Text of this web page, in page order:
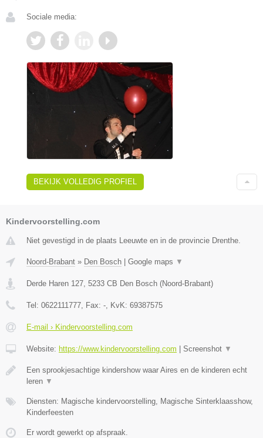
Sociale media:
BEKIJK VOLLEDIG PROFIEL
Kindervoorstelling.com
Niet gevestigd in de plaats Leeuwte en in de provincie Drenthe.
Noord-Brabant » Den Bosch Google maps ▼
Derde Haren 127, 5233 CB Den Bosch (Noord-Brabant)
Tel: 0622111777, Fax: -, KvK: 69387575
E-mail › Kindervoorstelling.com
Website: https://www.kindervoorstelling.com Screenshot ▼
Een sprookjesachtige kindershow waar Aires en de kinderen echt
leren ▼
Diensten: Magische kindervoorstelling, Magische Sinterklaasshow,
Kinderfeesten
Er wordt gewerkt op afspraak.